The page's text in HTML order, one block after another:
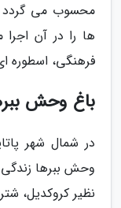
محسوب می گردد
ها را در آن اجرا
فرهنگی، اسطوره
باغ وحش
وحش ببرها
نظیر کروکدیل،